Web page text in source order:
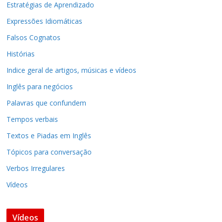
Estratégias de Aprendizado
Expressões Idiomáticas
Falsos Cognatos
Histórias
Indice geral de artigos, músicas e vídeos
Inglês para negócios
Palavras que confundem
Tempos verbais
Textos e Piadas em Inglês
Tópicos para conversação
Verbos Irregulares
Vídeos
Vídeos